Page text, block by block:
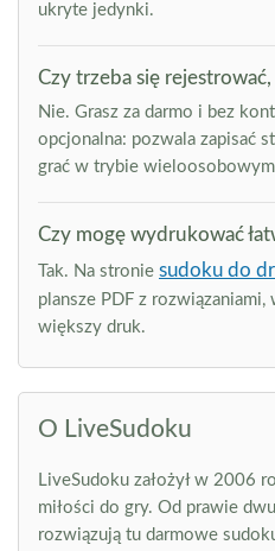
ukryte jedynki.
Czy trzeba się rejestrować,
Nie. Grasz za darmo i bez
opcjonalna: pozwala zapisać
grać w trybie
Czy mogę wydrukować
Tak. Na stronie sudoku do
plansze PDF z
większy druk.
O LiveSudoku
LiveSudoku założył w 2006
miłości do gry. Od prawie
rozwiązują tu darmowe